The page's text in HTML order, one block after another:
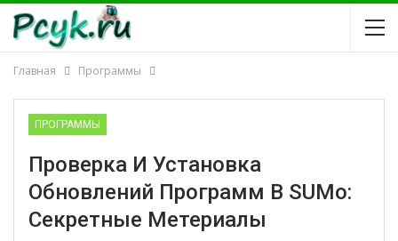
Главная Программы
ПРОГРАММЫ
Проверка И Установка
Обновлений Программ В SUMo:
Секретные Метериалы